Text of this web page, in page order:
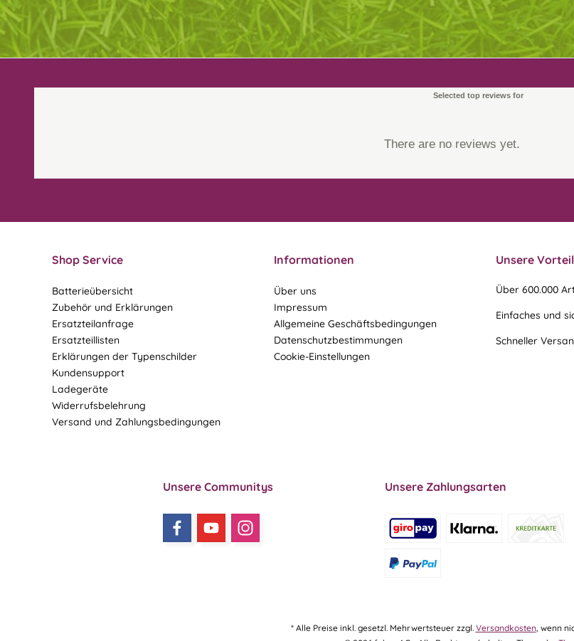
Selected top reviews for
There are no reviews yet.
Shop Service
Batterieübersicht
Zubehör und Erklärungen
Ersatzteilanfrage
Ersatzteillisten
Erklärungen der Typenschilder
Kundensupport
Ladegeräte
Widerrufsbelehrung
Versand und Zahlungsbedingungen
Informationen
Über uns
Impressum
Allgemeine Geschäftsbedingungen
Datenschutzbestimmungen
Cookie-Einstellungen
Unsere
Über 600.000
Einfaches und
Schneller
Unsere Communitys Unsere Zahlungsarten
* Alle Preise inkl. gesetzl. Mehrwertsteuer zzgl. Versandkosten, wenn